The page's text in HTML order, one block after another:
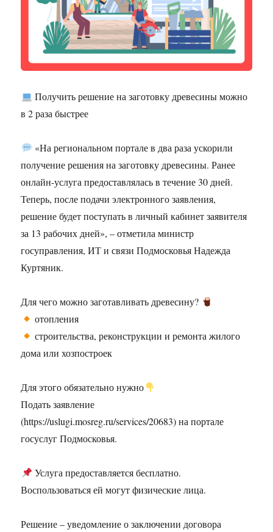
Получить решение на заготовку древесины можно
в 2 раза быстрее
«На региональном портале в два раза ускорили
получение решения на заготовку древесины. Ранее
онлайн-услуга предоставлялась в течение 30 дней.
Теперь, после подачи электронного заявления,
решение будет поступать в личный кабинет заявителя
за 13 рабочих дней», – отметила министр
госуправления, ИТ и связи Подмосковья Надежда
Куртяник.
Для чего можно заготавливать древесину?
отопления
строительства, реконструкции и ремонта жилого
дома или хозпостроек
Для этого обязательно нужно
Подать заявление
(https://uslugi.mosreg.ru/services/20683) на портале
госуслуг Подмосковья.
Услуга предоставляется бесплатно.
Воспользоваться ей могут физические лица.
Решение – уведомление о заключении договора